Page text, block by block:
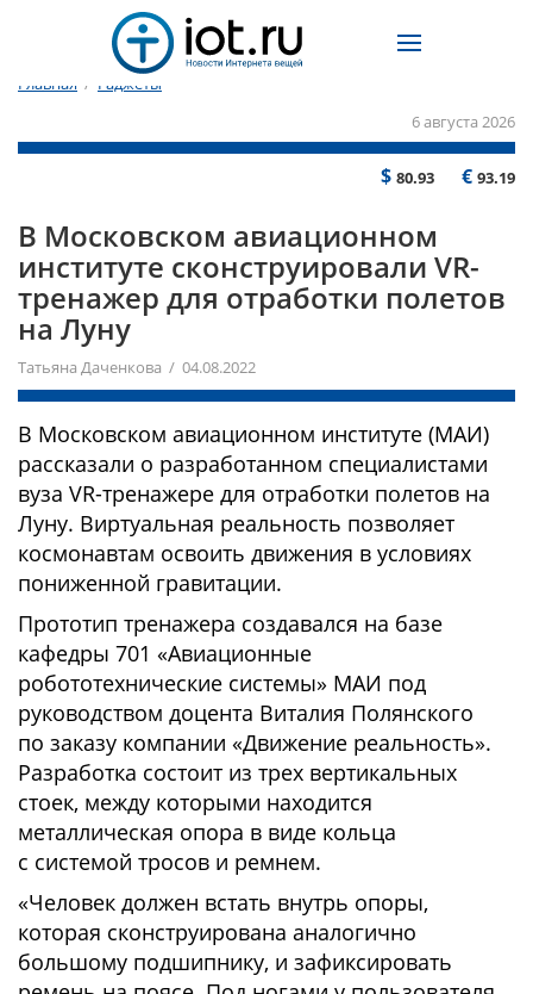
Главная / Гаджеты
6 августа 2026
$ 80.93 € 93.19
В Московском авиационном
институте сконструировали VR-
тренажер для отработки полетов
на Луну
Татьяна Даченкова / 04.08.2022
В Московском авиационном институте (МАИ)
рассказали о разработанном специалистами
вуза VR-тренажере для отработки полетов на
Луну. Виртуальная реальность позволяет
космонавтам освоить движения в условиях
пониженной гравитации.
Прототип тренажера создавался на базе
кафедры 701 «Авиационные
робототехнические системы» МАИ под
руководством доцента Виталия Полянского
по заказу компании «Движение реальность».
Разработка состоит из трех вертикальных
стоек, между которыми находится
металлическая опора в виде кольца
с системой тросов и ремнем.
«Человек должен встать внутрь опоры,
которая сконструирована аналогично
большому подшипнику, и зафиксировать